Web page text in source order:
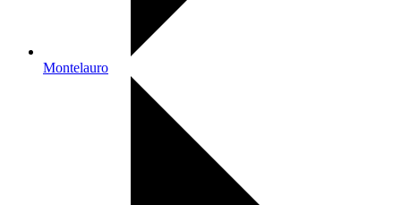
Montelauro